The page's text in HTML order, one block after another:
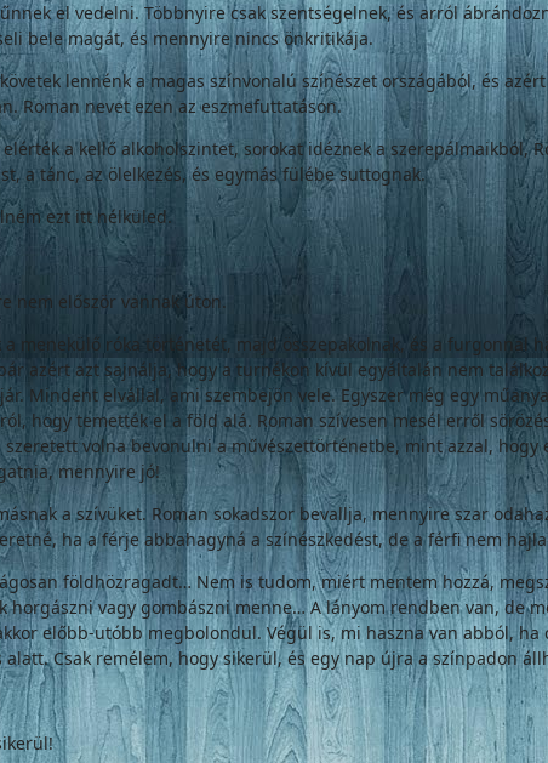
el vedelni. Többnyire csak szentségelnek, és arról
bele magát, és mennyire nincs önkritikája.
lennénk a magas színvonalú színészet országából, és
Roman nevet ezen az eszmefuttatáson.
a kellő alkoholszintet, sorokat idéznek a szerepálmaikból,
a tánc, az ölelkezés, és egymás fülébe suttognak.
ezt itt nélküled.
nem először vannak úton.
menekülő róka történetét, majd összepakolnak, és a furgonnal
azért azt sajnálja, hogy a turnékon kívül egyáltalán nem
Mindent elvállal, ami szembejön vele. Egyszer még egy
hogy temették el a föld alá. Roman szívesen mesél erről
volna bevonulni a művészettörténetbe, mint azzal,
mennyire jó!
a szívüket. Roman sokadszor bevallja, mennyire szar
ha a férje abbahagyná a színészkedést, de a férfi nem
földhözragadt… Nem is tudom, miért mentem hozzá,
vagy gombászni menne… A lányom rendben van, de
előbb-utóbb megbolondul. Végül is, mi haszna van abból,
Csak remélem, hogy sikerül, és egy nap újra a színpadon